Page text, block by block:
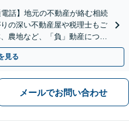
話】地元の不動産が絡む相続
の深い不動産屋や税理士もご
農地など、「負」動産につい
車場あり】
見る
メールでお問い合わせ